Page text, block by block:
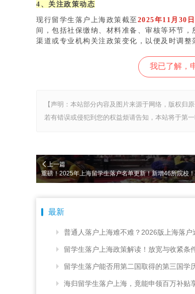
4、关注政策动态
现行留学生落户上海政策截至 2025年11月30日
间，包括社保缴纳、材料准备、审核等环节
渠道或专业机构关注政策变化，以便及时调整
我已了解，
【声明：本站部分内容及图片来源于网络，版权归
若有错误或侵犯到您的权益烦请告知，本站将于第
上一篇
重磅！2025年上海留学生落户名单更新！新增46所院校！
最新
普通人落户上海难不难？2026版上海落户
留学生落户上海政策解读！放宽与收紧条
留学生落户能否用第二国取得的第三国学
海归留学生落户上海，竟能申领百万补贴